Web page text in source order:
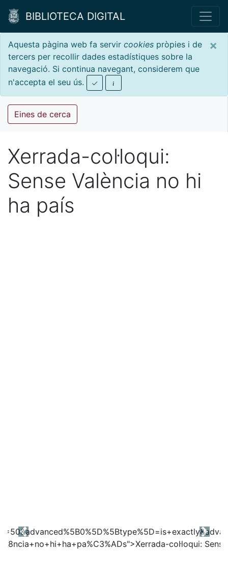
BIBLIOTECA DIGITAL
×
Aquesta pàgina web fa servir cookies pròpies i de
tercers per recollir dades estadístiques sobre la
navegació. Si continua navegant, considerem que
n'accepta el seu ús.
Eines de cerca
Xerrada-col·loqui:
Sense València no hi
ha país
Previous Next